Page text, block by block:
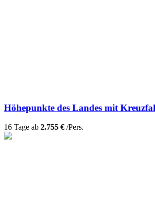
Höhepunkte des Landes mit
16 Tage ab 2.755 € /Pers.